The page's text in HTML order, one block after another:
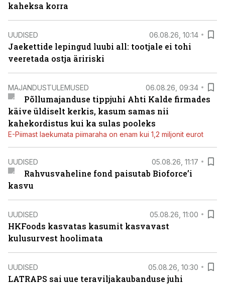
kaheksa korra
UUDISED 06.08.26, 10:14
Jaekettide lepingud luubi all: tootjale ei tohi
veeretada ostja äririski
MAJANDUSTULEMUSED 06.08.26, 09:34
Põllumajanduse tippjuhi Ahti Kalde firmades
käive üldiselt kerkis, kasum samas nii
kahekordistus kui ka sulas pooleks
E-Piimast laekumata piimaraha on enam kui 1,2 miljonit eurot
UUDISED 05.08.26, 11:17
Rahvusvaheline fond paisutab Bioforce’i
kasvu
UUDISED 05.08.26, 11:00
HKFoods kasvatas kasumit kasvavast
kulusurvest hoolimata
UUDISED 05.08.26, 10:30
LATRAPS sai uue teraviljakaubanduse juhi